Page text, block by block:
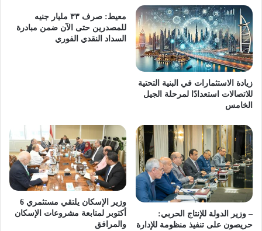
زيادة الاستثمارات في البنية التحتية
للاتصالات استعدادًا لمرحلة الجيل
الخامس
معيط: صرف ٣٣ مليار جنيه
للمصدرين حتى الآن ضمن مبادرة
السداد النقدي الفوري
– وزير الدولة للإنتاج الحربي:
حريصون على تنفيذ منظومة للإدارة
وزير الإسكان يلتقي مستثمري 6
أكتوبر لمتابعة مشروعات الإسكان
والمرافق